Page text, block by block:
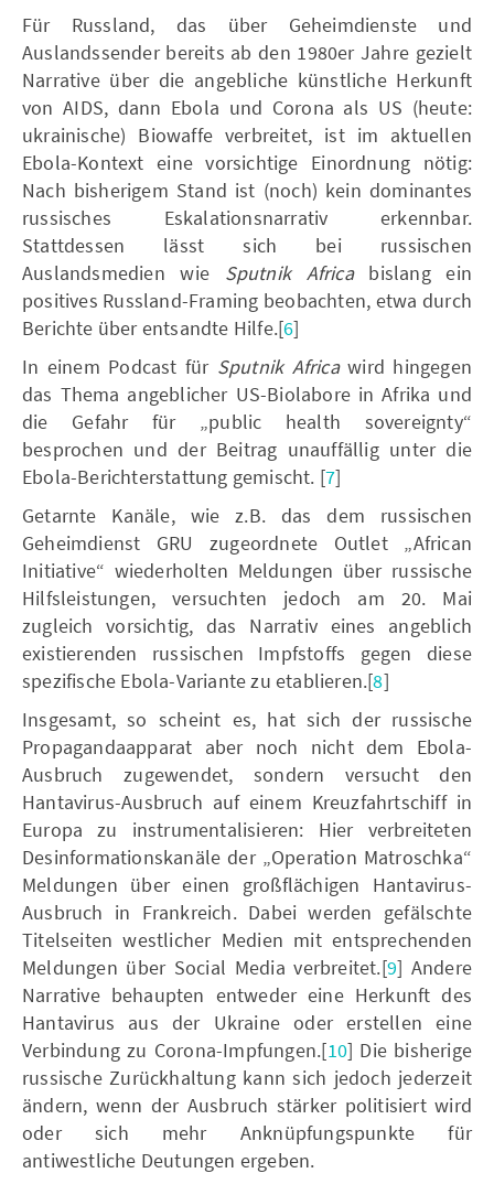
Für Russland, das über Geheimdienste und
Auslandssender bereits ab den 1980er Jahre gezielt
Narrative über die angebliche künstliche Herkunft
von AIDS, dann Ebola und Corona als US (heute:
ukrainische) Biowaffe verbreitet, ist im aktuellen
Ebola-Kontext eine vorsichtige Einordnung nötig:
Nach bisherigem Stand ist (noch) kein dominantes
russisches Eskalationsnarrativ erkennbar.
Stattdessen lässt sich bei russischen
Auslandsmedien wie Sputnik Africabislang ein
positives Russland-Framing beobachten, etwa durch
Berichte über entsandte Hilfe.[6]
In einem Podcast für Sputnik Africawird hingegen
das Thema angeblicher US-Biolabore in Afrika und
die Gefahr für „public health sovereignty“
besprochen und der Beitrag unauffällig unter die
Ebola-Berichterstattung gemischt. [7]
Getarnte Kanäle, wie z.B. das dem russischen
Geheimdienst GRU zugeordnete Outlet „African
Initiative“ wiederholten Meldungen über russische
Hilfsleistungen, versuchten jedoch am 20. Mai
zugleich vorsichtig, das Narrativ eines angeblich
existierenden russischen Impfstoffs gegen diese
spezifische Ebola-Variante zu etablieren.[8]
Insgesamt, so scheint es, hat sich der russische
Propagandaapparat aber noch nicht dem Ebola-
Ausbruch zugewendet, sondern versucht den
Hantavirus-Ausbruch auf einem Kreuzfahrtschiff in
Europa zu instrumentalisieren: Hier verbreiteten
Desinformationskanäle der „Operation Matroschka“
Meldungen über einen großflächigen Hantavirus-
Ausbruch in Frankreich. Dabei werden gefälschte
Titelseiten westlicher Medien mit entsprechenden
Meldungen über Social Media verbreitet.[9] Andere
Narrative behaupten entweder eine Herkunft des
Hantavirus aus der Ukraine oder erstellen eine
Verbindung zu Corona-Impfungen.[10] Die bisherige
russische Zurückhaltung kann sich jedoch jederzeit
ändern, wenn der Ausbruch stärker politisiert wird
oder sich mehr Anknüpfungspunkte für
antiwestliche Deutungen ergeben.